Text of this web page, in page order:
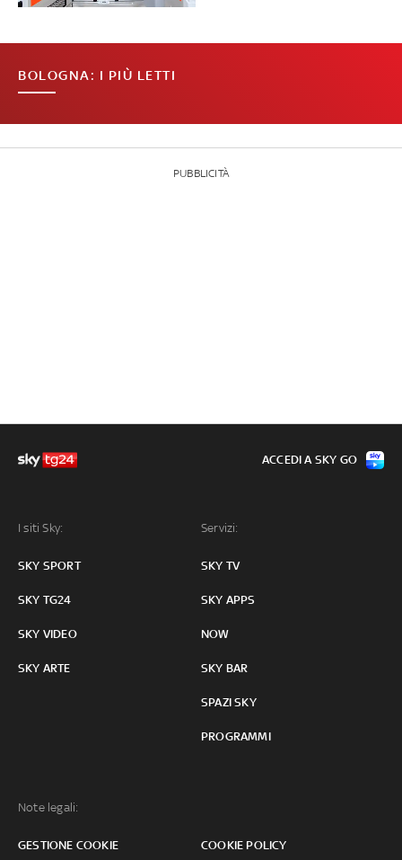
BOLOGNA: I PIÙ LETTI
PUBBLICITÀ
I siti Sky:
SKY SPORT
SKY TG24
SKY VIDEO
SKY ARTE
Servizi:
SKY TV
SKY APPS
NOW
SKY BAR
SPAZI SKY
PROGRAMMI
Note legali:
GESTIONE COOKIE COOKIE POLICY
ACCEDI A SKY GO